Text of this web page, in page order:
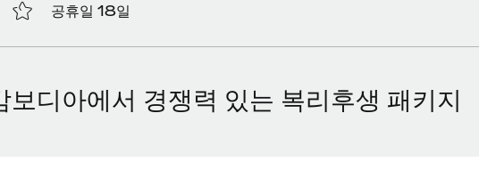
공휴일 18일
보디아에서 경쟁력 있는 복리후생 패키지